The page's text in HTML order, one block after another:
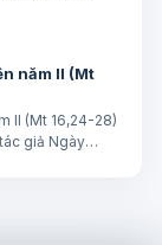
năm II (Mt
II (Mt 16,24-28)
giả Ngày